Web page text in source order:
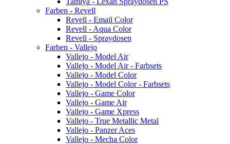
Farben - Revell
Revell - Email Color
Revell - Aqua Color
Revell - Spraydosen
Farben - Vallejo
Vallejo - Model Air
Vallejo - Model Air - Farbsets
Vallejo - Model Color
Vallejo - Model Color - Farbsets
Vallejo - Game Color
Vallejo - Game Air
Vallejo - Game Xpress
Vallejo - True Metallic Metal
Vallejo - Panzer Aces
Vallejo - Mecha Color